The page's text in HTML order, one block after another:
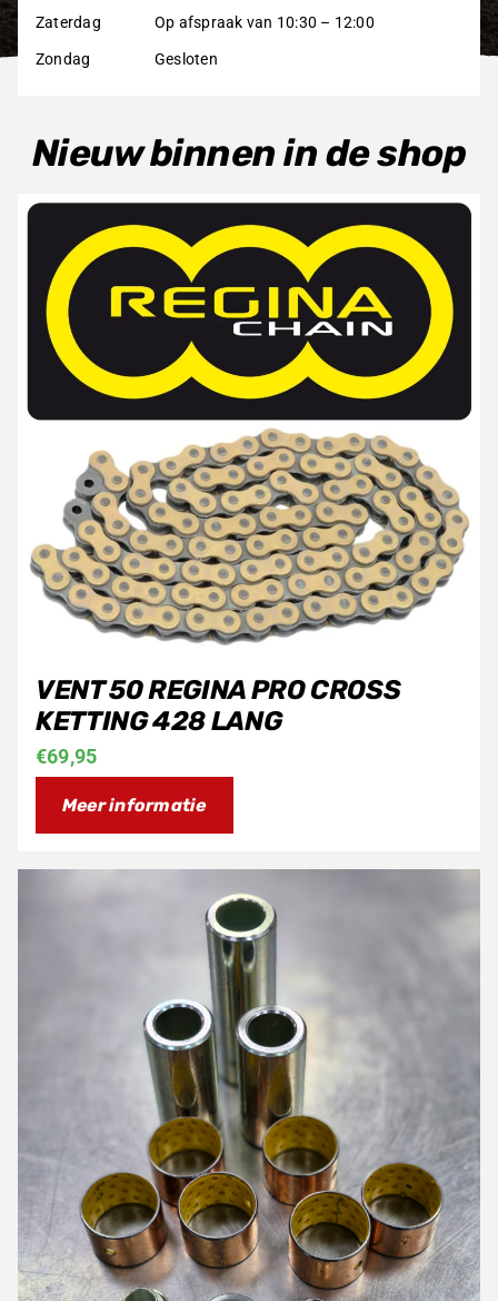
Zaterdag Op afspraak van 10:30 – 12:00
Zondag Gesloten
Nieuw binnen in de shop
€69,95
VENT 50 REGINA PRO CROSS
KETTING 428 LANG
Meer informatie